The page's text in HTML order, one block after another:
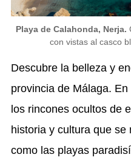
Playa de Calahonda, Nerja.
con vistas al casco
Descubre la belleza y
provincia de Málaga.
los rincones ocultos de
historia y cultura que
como las playas